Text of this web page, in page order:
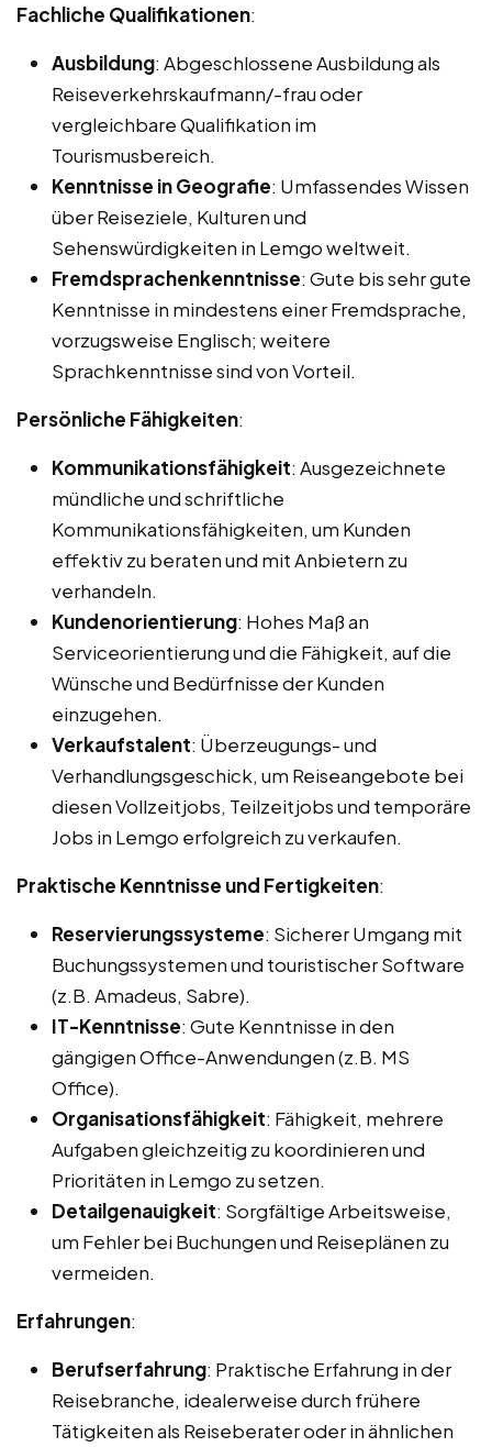
Fachliche Qualifikationen:
Ausbildung: Abgeschlossene Ausbildung als
Reiseverkehrskaufmann/-frau oder
vergleichbare Qualifikation im
Tourismusbereich.
Kenntnisse in Geografie: Umfassendes Wissen
über Reiseziele, Kulturen und
Sehenswürdigkeiten in Lemgo weltweit.
Fremdsprachenkenntnisse: Gute bis sehr gute
Kenntnisse in mindestens einer Fremdsprache,
vorzugsweise Englisch; weitere
Sprachkenntnisse sind von Vorteil.
Persönliche Fähigkeiten:
Kommunikationsfähigkeit: Ausgezeichnete
mündliche und schriftliche
Kommunikationsfähigkeiten, um Kunden
effektiv zu beraten und mit Anbietern zu
verhandeln.
Kundenorientierung: Hohes Maß an
Serviceorientierung und die Fähigkeit, auf die
Wünsche und Bedürfnisse der Kunden
einzugehen.
Verkaufstalent: Überzeugungs- und
Verhandlungsgeschick, um Reiseangebote bei
diesen Vollzeitjobs, Teilzeitjobs und temporäre
Jobs in Lemgo erfolgreich zu verkaufen.
Praktische Kenntnisse und Fertigkeiten:
Reservierungssysteme: Sicherer Umgang mit
Buchungssystemen und touristischer Software
(z.B. Amadeus, Sabre).
IT-Kenntnisse: Gute Kenntnisse in den
gängigen Office-Anwendungen (z.B. MS
Office).
Organisationsfähigkeit: Fähigkeit, mehrere
Aufgaben gleichzeitig zu koordinieren und
Prioritäten in Lemgo zu setzen.
Detailgenauigkeit: Sorgfältige Arbeitsweise,
um Fehler bei Buchungen und Reiseplänen zu
vermeiden.
Erfahrungen:
Berufserfahrung: Praktische Erfahrung in der
Reisebranche, idealerweise durch frühere
Tätigkeiten als Reiseberater oder in ähnlichen